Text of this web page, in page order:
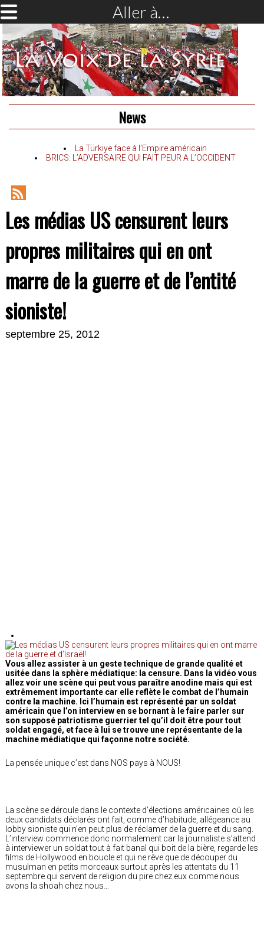
Aller à…
News
La Türkiye face à l’Empire américain
BRICS: L’ADVERSAIRE QUI FAIT PEUR A L’OCCIDENT
RSS
Les médias US censurent leurs
propres militaires qui en ont
marre de la guerre et de l’entité
sioniste!
septembre 25, 2012
Vous allez assister à un geste technique de grande qualité et
usitée dans la sphère médiatique: la censure. Dans la vidéo vous
allez voir une scène qui peut vous paraître anodine mais qui est
extrêmement importante car elle reflète le combat de l’humain
contre la machine. Ici l’humain est représenté par un soldat
américain que l’on interview en se bornant à le faire parler sur
son supposé patriotisme guerrier tel qu’il doit être pour tout
soldat engagé, et face à lui se trouve une représentante de la
machine médiatique qui façonne notre société.
La pensée unique c’est dans NOS pays à NOUS!
La scène se déroule dans le contexte d’élections américaines où les
deux candidats déclarés ont fait, comme d’habitude, allégeance au
lobby sioniste qui n’en peut plus de réclamer de la guerre et du sang.
L’interview commence donc normalement car la journaliste s’attend
à interviewer un soldat tout à fait banal qui boit de la bière, regarde les
films de Hollywood en boucle et qui ne rêve que de découper du
musulman en petits morceaux surtout après les attentats du 11
septembre qui servent de religion du pire chez eux comme nous
avons la shoah chez nous…